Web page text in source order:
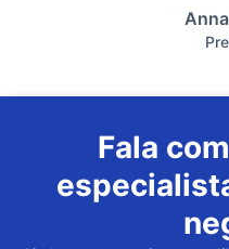
Fala